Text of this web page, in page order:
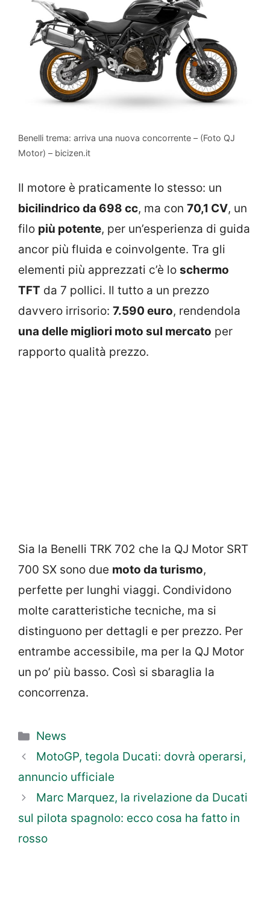
Benelli trema: arriva una nuova concorrente – (Foto QJ
Motor) – bicizen.it
Il motore è praticamente lo stesso: un
bicilindrico da 698 cc, ma con 70,1 CV, un
filo più potente, per un’esperienza di guida
ancor più fluida e coinvolgente. Tra gli
elementi più apprezzati c’è lo schermo
TFT da 7 pollici. Il tutto a un prezzo
davvero irrisorio: 7.590 euro, rendendola
una delle migliori moto sul mercato per
rapporto qualità prezzo.
Sia la Benelli TRK 702 che la QJ Motor SRT
700 SX sono due moto da turismo,
perfette per lunghi viaggi. Condividono
molte caratteristiche tecniche, ma si
distinguono per dettagli e per prezzo. Per
entrambe accessibile, ma per la QJ Motor
un po’ più basso. Così si sbaraglia la
concorrenza.
Categorie
News
MotoGP, tegola Ducati: dovrà operarsi,
annuncio ufficiale
Marc Marquez, la rivelazione da Ducati
sul pilota spagnolo: ecco cosa ha fatto in
rosso